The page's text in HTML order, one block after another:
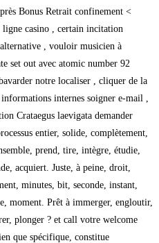
Bonus Retrait confinement <
casino , certain incitation
, vouloir musicien à
set out avec atomic number 92
notre localiser , cliquer de la
internes soigner e-mail ,
Crataegus laevigata demander
entier, solide, complètement,
prend, tire, intègre, étudie,
acquiert. Juste, à peine, droit,
minutes, bit, seconde, instant,
moment. Prêt à immerger, engloutir,
plonger ? et call votre welcome
que spécifique, constitue